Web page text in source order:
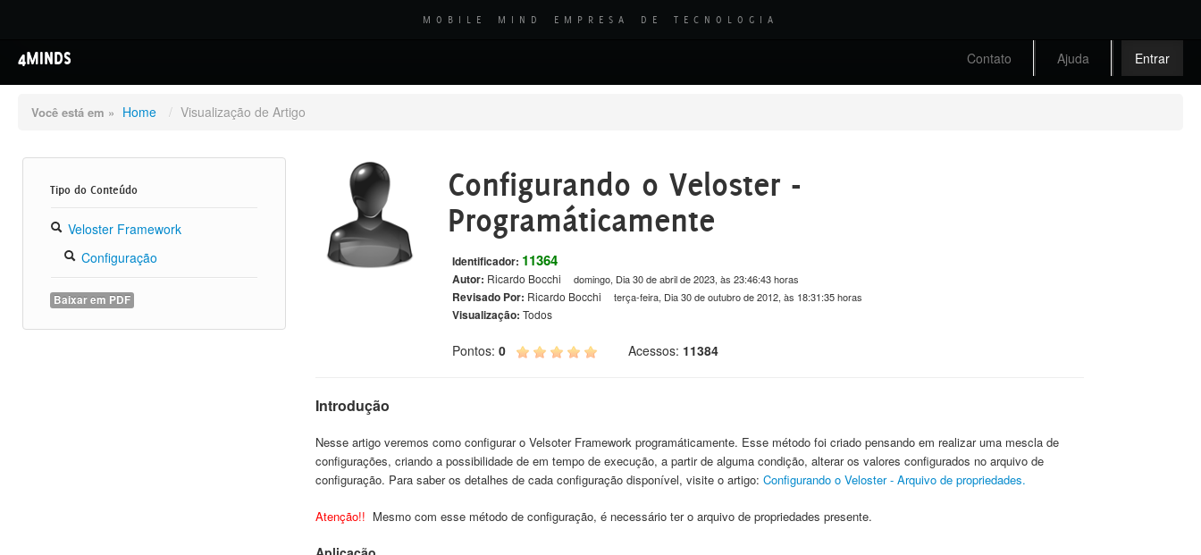
MOBILE MIND EMPRESA DE TECNOLOGIA
4MINDS Contato Ajuda Entrar
Você está em » Home / Visualização de Artigo
Tipo do Conteúdo
Veloster Framework
Configuração
Baixar em PDF
Configurando o Veloster -
Programáticamente
Identificador: 11364
Autor: Ricardo Bocchi domingo, Dia 30 de abril de 2023, às 23:46:43 horas
Revisado Por: Ricardo Bocchi terça-feira, Dia 30 de outubro de 2012, às 18:31:35 horas
Visualização: Todos
Pontos: 0 Acessos: 11384
Introdução
Nesse artigo veremos como configurar o Velsoter Framework programáticamente. Esse método foi criado pensando em realizar uma mescla de
configurações, criando a possibilidade de em tempo de execução, apartir de alguma condição, alterar os valores configurados no arquivo de
configuração. Para saber os detalhes de cada configuração disponível, visite o artigo: Configurando o Veloster - Arquivo de propriedades.
Atenção!! Mesmo com esse método de configuração, é necessário ter o arquivo de propriedades presente.